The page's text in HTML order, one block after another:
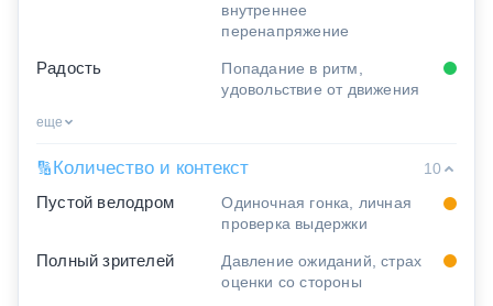
внутреннее
перенапряжение
Радость
Попадание в ритм,
удовольствие от движения
еще
🔢 Количество и контекст
10
Пустой велодром
Одиночная гонка, личная
проверка выдержки
Полный зрителей
Давление ожиданий, страх
оценки со стороны